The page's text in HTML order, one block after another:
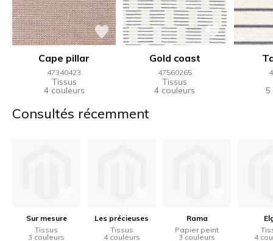
Cape pillar
47340423
Tissus
4 couleurs
Gold coast
47560265
Tissus
4 couleurs 5
Consultés récemment
Sur mesure
Tissus
3 couleurs
Les précieuses
Tissus
4 couleurs
Rama
Papier peint
3 couleurs
4